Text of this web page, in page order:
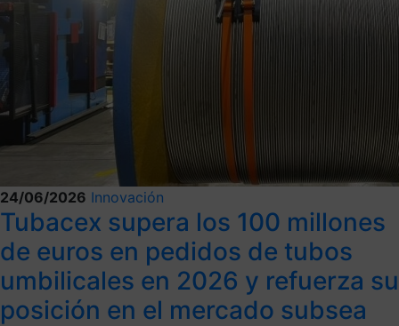
24/06/2026 Innovación
Tubacex supera los 100 millones
de euros en pedidos de tubos
umbilicales en 2026 y refuerza su
posición en el mercado subsea